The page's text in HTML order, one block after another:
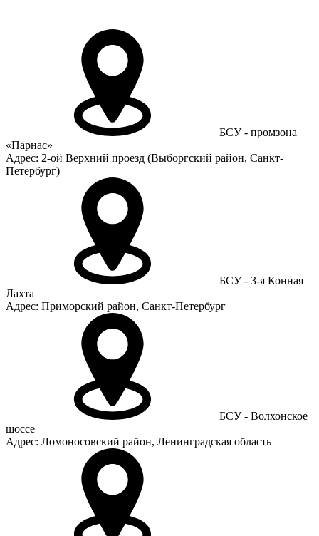
БСУ - промзона
«Парнас»
Адрес: 2-ой Верхний проезд (Выборгский район, Санкт-
Петербург)
БСУ - 3-я Конная
Лахта
Адрес: Приморский район, Санкт-Петербург
БСУ - Волхонское
шоссе
Адрес: Ломоносовский район, Ленинградская область